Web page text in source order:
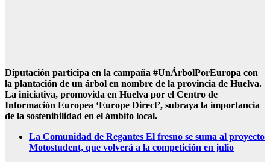
Diputación participa en la campaña #UnÁrbolPorEuropa con
la plantación de un árbol en nombre de la provincia de Huelva.
La iniciativa, promovida en Huelva por el Centro de
Información Europea ‘Europe Direct’, subraya la importancia
de la sostenibilidad en el ámbito local.
La Comunidad de Regantes El fresno se suma al proyecto
Motostudent, que volverá a la competición en julio